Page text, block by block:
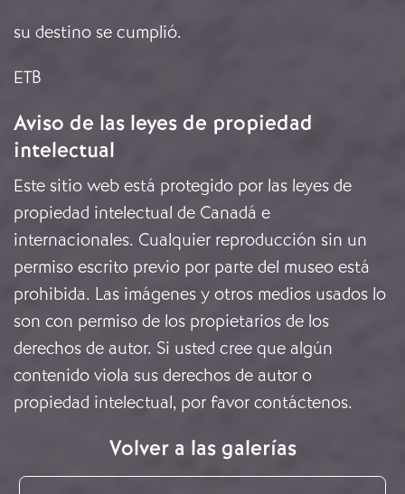
su destino se cumplió.
ETB
Aviso de las leyes de propiedad
intelectual
Este sitio web está protegido por las leyes de
propiedad intelectual de Canadá e
internacionales. Cualquier reproducción sin un
permiso escrito previo por parte del museo está
prohibida. Las imágenes y otros medios usados lo
son con permiso de los propietarios de los
derechos de autor. Si usted cree que algún
contenido viola sus derechos de autor o
propiedad intelectual, por favor contáctenos.
Volver a las galerías